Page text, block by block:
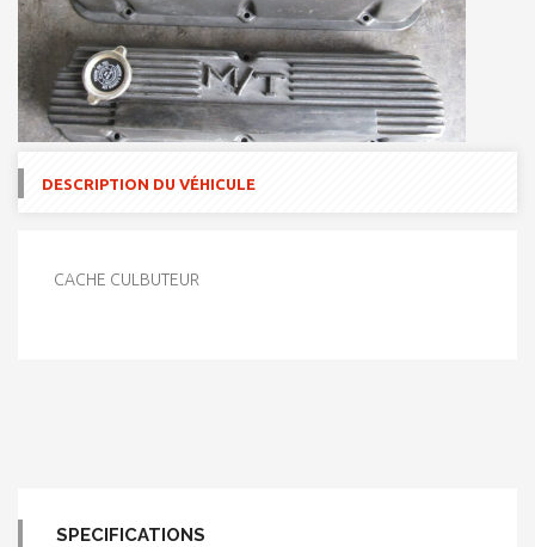
DESCRIPTION DU VÉHICULE
CACHE CULBUTEUR
SPECIFICATIONS